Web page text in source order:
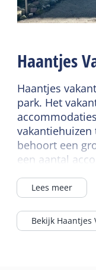
Lees meer
Separaat toilet
Ligbad
Haantjes
Haantjes
park. Het
behoort een
een aantal
Lees meer
Bekijk Haantjes